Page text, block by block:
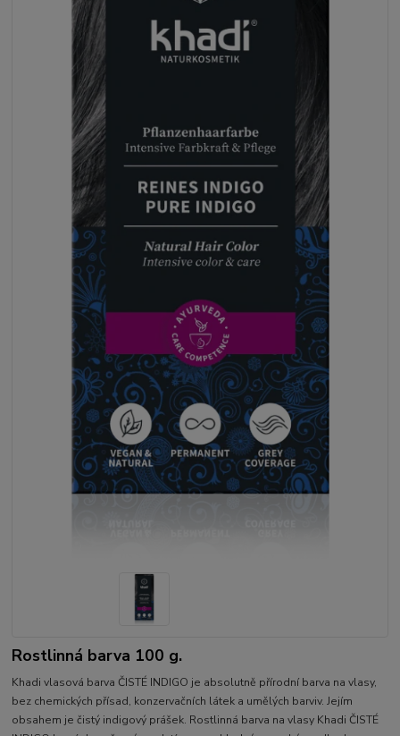
Rostlinná barva 100 g.
Khadi vlasová barva ČISTÉ INDIGO je absolutně přírodní barva na vlasy,
bez chemických přísad, konzervačních látek a umělých barviv. Jejím
obsahem je čistý indigový prášek. Rostlinná barva na vlasy Khadi ČISTÉ